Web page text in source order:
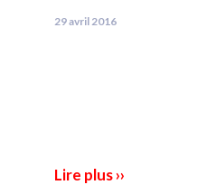
29 avril 2016
Lire plus ››